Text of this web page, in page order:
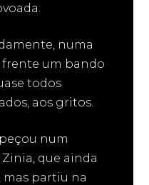
numa
frente um bando
todos
aos gritos.
num
que ainda
mas partiu na